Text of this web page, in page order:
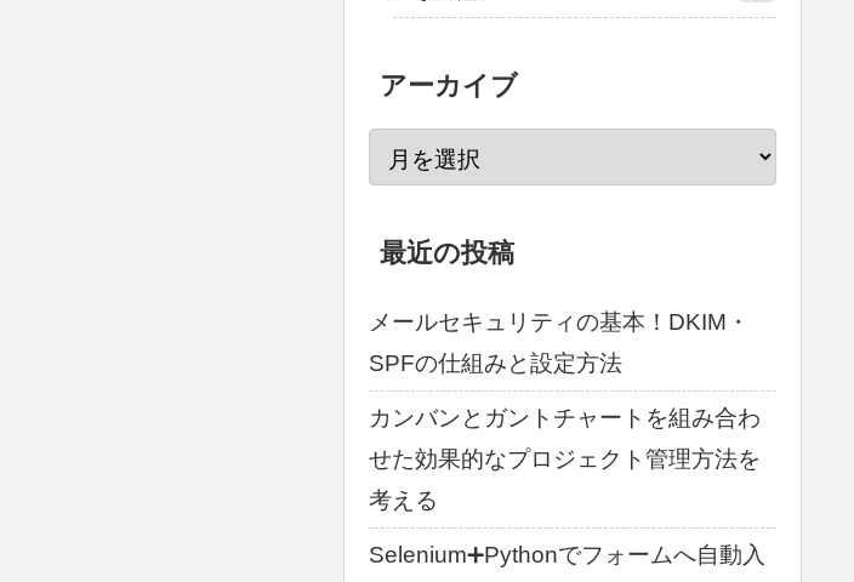
アーカイブ
最近の投稿
メールセキュリティの基本！DKIM・
SPFの仕組みと設定方法
カンバンとガントチャートを組み合わ
せた効果的なプロジェクト管理方法を
考える
Selenium➕Pythonでフォームへ自動入